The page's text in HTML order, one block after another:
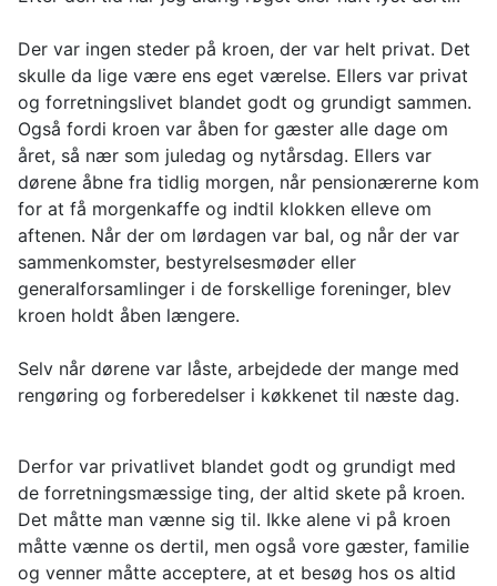
Der var ingen steder på kroen, der var helt privat. Det
skulle da lige være ens eget værelse. Ellers var privat
og forretningslivet blandet godt og grundigt sammen.
Også fordi kroen var åben for gæster alle dage om
året, så nær som juledag og nytårsdag. Ellers var
dørene åbne fra tidlig morgen, når pensionærerne kom
for at få morgenkaffe og indtil klokken elleve om
aftenen. Når der om lørdagen var bal, og når der var
sammenkomster, bestyrelsesmøder eller
generalforsamlinger i de forskellige foreninger, blev
kroen holdt åben længere.
Selv når dørene var låste, arbejdede der mange med
rengøring og forberedelser i køkkenet til næste dag.
Derfor var privatlivet blandet godt og grundigt med
de forretningsmæssige ting, der altid skete på kroen.
Det måtte man vænne sig til. Ikke alene vi på kroen
måtte vænne os dertil, men også vore gæster, familie
og venner måtte acceptere, at et besøg hos os altid